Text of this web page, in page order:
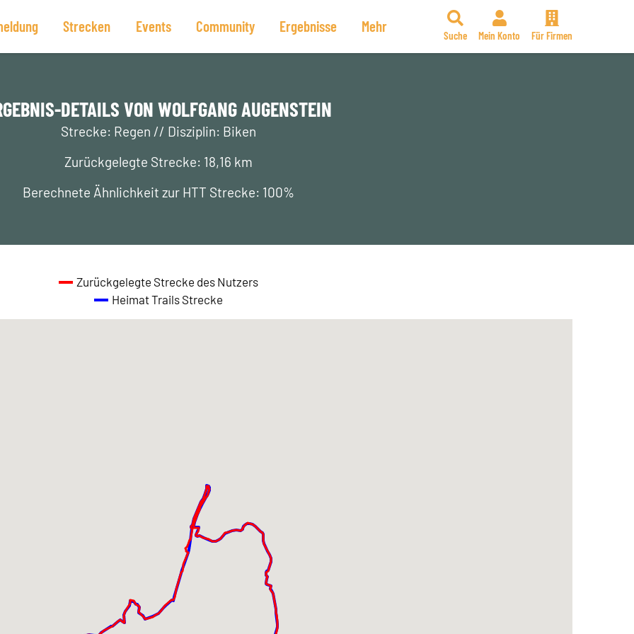
Strecken Events Community Ergebnisse Mehr
Suche Mein Konto Für Firmen
DETAILS VON WOLFGANG AUGENSTEIN
Strecke: Regen // Disziplin: Biken
Zurückgelegte Strecke: 18,16 km
Berechnete Ähnlichkeit zur HTT Strecke: 100%
Zurückgelegte Strecke des Nutzers
Heimat Trails Strecke